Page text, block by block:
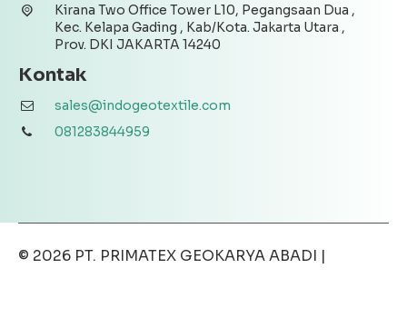
Kirana Two Office Tower L10, Pegangsaan Dua ,
Kec. Kelapa Gading , Kab/Kota. Jakarta Utara ,
Prov. DKI JAKARTA 14240
Kontak
sales@indogeotextile.com
081283844959
© 2026 PT. PRIMATEX GEOKARYA ABADI |